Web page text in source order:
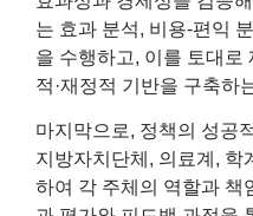
는 효과 분석, 비용-편익
을 수행하고, 이를 토대로
적·재정적 기반을 구축하
마지막으로, 정책의 성공
지방자치단체, 의료계, 학
하여 각 주체의 역할과 책